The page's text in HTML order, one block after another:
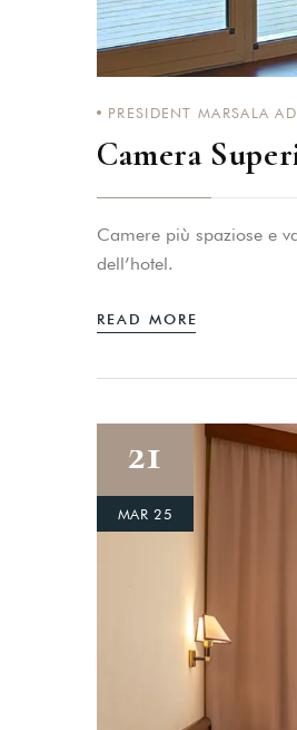
PRESIDENT MARSALA
Camera
Camere più spaziose e
dell’hotel.
READ MORE
21
MAR 25